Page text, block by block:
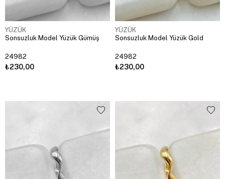
YÜZÜK
Sonsuzluk Model Yüzük Gümüş
24982
₺230,00
YÜZÜK
Sonsuzluk Model Yüzük Gold
24982
₺230,00